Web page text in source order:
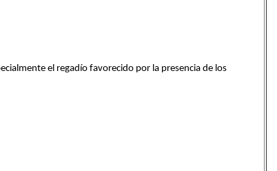
el regadío favorecido por la presencia de los